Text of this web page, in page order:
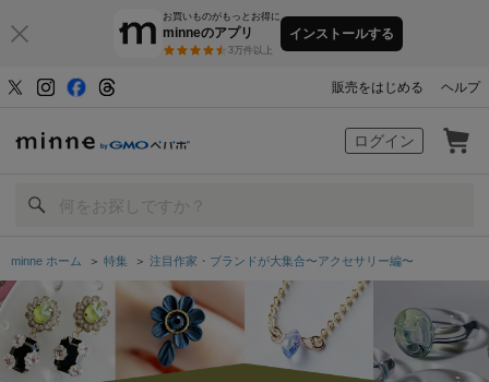
お買いものがもっとお得に
minneのアプリ
3万件以上
インストールする
販売をはじめる ヘルプ
ログイン
minne ホーム ＞ 特集 ＞ 注目作家・ブランドが大集合〜アクセサリー編〜